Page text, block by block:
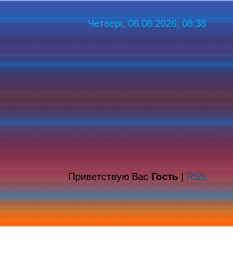
Четверг, 06.08.2026, 08:38
Приветствую Вас Гость | RSS